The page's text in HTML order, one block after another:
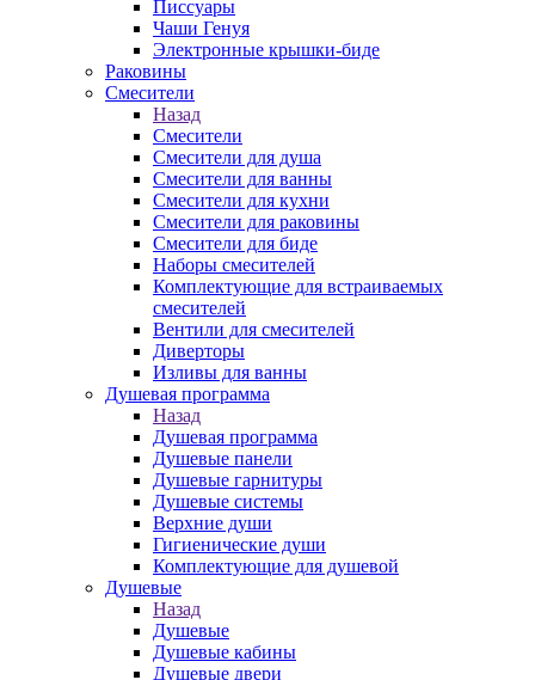
Писсуары
Чаши Генуя
Электронные крышки-биде
Раковины
Смесители
Назад
Смесители
Смесители для душа
Смесители для ванны
Смесители для кухни
Смесители для раковины
Смесители для биде
Наборы смесителей
Комплектующие для встраиваемых
смесителей
Вентили для смесителей
Диверторы
Изливы для ванны
Душевая программа
Назад
Душевая программа
Душевые панели
Душевые гарнитуры
Душевые системы
Верхние души
Гигиенические души
Комплектующие для душевой
Душевые
Назад
Душевые
Душевые кабины
Душевые двери